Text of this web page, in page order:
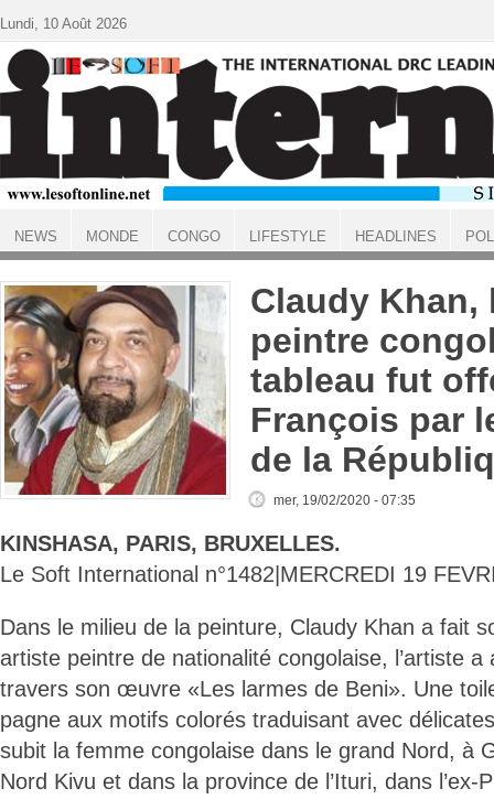
ACCUEIL
Claudy Khan,
peintre
tableau fut
François par
de la
mer, 19/02/2020 - 07:35
KINSHASA, PARIS, BRUXELLES.
Le Soft International n°1482|MERCREDI 19
Dans le milieu de la peinture, Claudy Khan a fait
artiste peintre de nationalité congolaise, l’artiste a
travers son œuvre «Les larmes de Beni». Une
pagne aux motifs colorés traduisant avec
subit la femme congolaise dans le grand Nord, à
Nord Kivu et dans la province de l’Ituri, dans l’ex-
Lundi, 10 Août 2026
NEWS MONDE CONGO LIFESTYLE HEADLINES